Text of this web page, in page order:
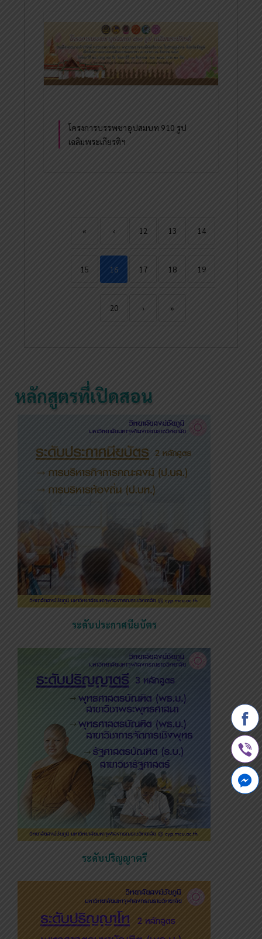
โครงการบรรพชาอุปสมบท 910 รูป
เฉลิมพระเกียรติฯ
« ‹ 12 13 14
15 16 17 18 19
20 › »
หลักสูตรที่เปิดสอน
ระดับประกาศนียบัตร
ระดับปริญญาตรี